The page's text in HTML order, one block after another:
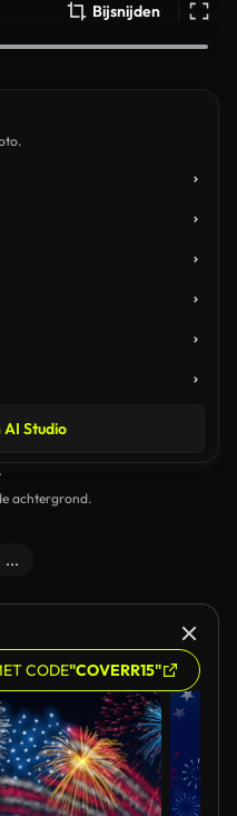
Bijsnijden
Studio
achtergrond.
...
CODE"COVERR15"